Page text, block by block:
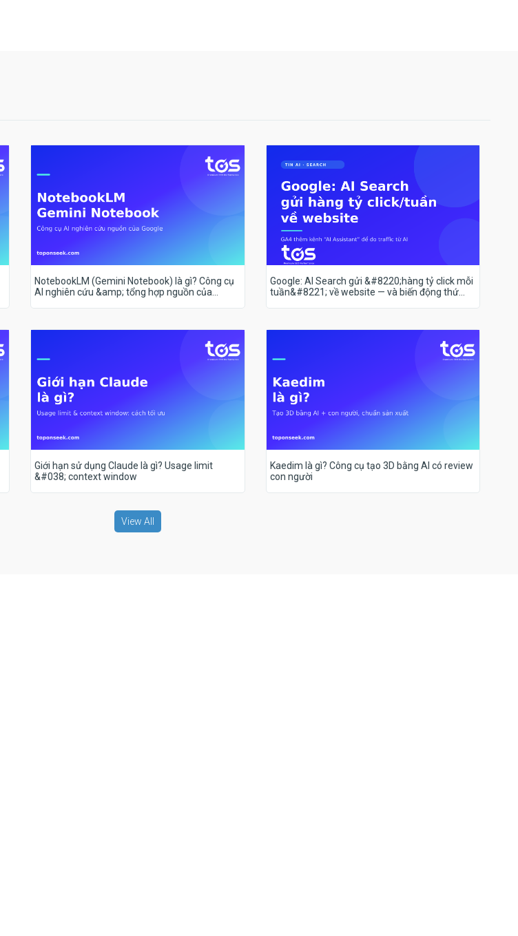
NotebookLM (Gemini Notebook) là gì? Công cụ
AI nghiên cứu &amp; tổng hợp nguồn của
Google: AI Search gửi &#8220;hàng tỷ click mỗi
tuần&#8221; về website — và biến động thứ
Giới hạn sử dụng Claude là gì? Usage limit
&#038; context window
Kaedim là gì? Công cụ tạo 3D bằng AI có review
con người
View All